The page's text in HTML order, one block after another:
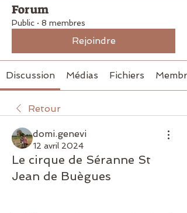
Forum
Public · 8 membres
Rejoindre
Discussion Médias Fichiers
Retour
domi.genevi
12 avril 2024
Le cirque de Séranne St
Jean de Buègues